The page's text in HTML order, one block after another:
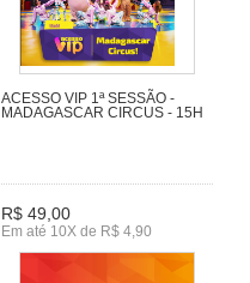
ACESSO VIP 1ª SESSÃO -
MADAGASCAR CIRCUS - 15H
R$ 49,00
Em até 10X de R$ 4,90